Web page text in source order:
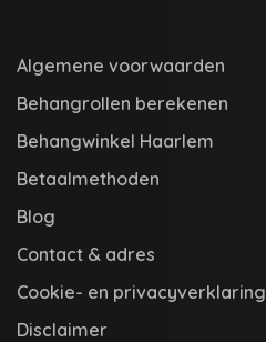
Algemene voorwaarden
Behangrollen berekenen
Behangwinkel Haarlem
Betaalmethoden
Blog
Contact & adres
Cookie- en privacyverklaring
Disclaimer